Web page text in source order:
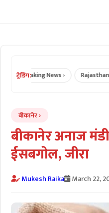
ट्रेडिंग:
Breaking News › Rajasthan Crime
बीकानेर
बीकानेर अनाज
ईसबगोल, जीरा
Mukesh Raika March 22,